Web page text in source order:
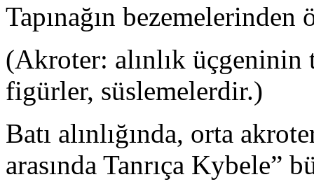
Tapınağın
(Akroter: alınlık üçgeninin
figürler, süslemelerdir.)
Batı alınlığında, orta
arasında Tanrıça Kybele”